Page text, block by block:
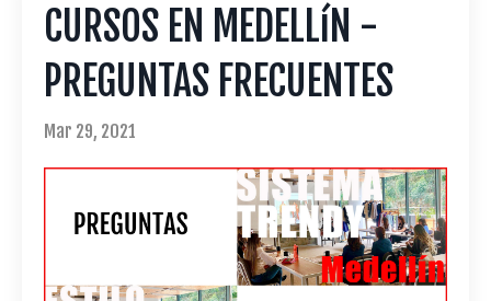
CURSOS EN MEDELLíN -
PREGUNTAS FRECUENTES
Mar 29, 2021